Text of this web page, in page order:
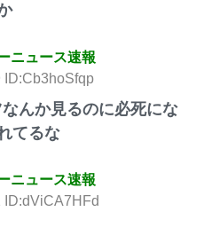
ニュース速報
ID:Cb3hoSfqp
んか見るのに必死にな
てるな
ニュース速報
ID:dViCA7HFd